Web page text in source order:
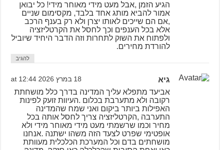
הגיע הזמן ,אבל מעט מידי מאוחר מידי! כל יבואן
אמור להביא מותג אחד בלבד, מקסימום שניים
,אם הם שייכים לאותו יצרן ולא רק בענף הרכב
אלא בכל הענפים וכך לחסל את הקרטליזציה
ולפתוח את השוק לתחרות וזה הדבר היחיד שיוביל
להורדת מחירים.
להגיב
גיא 18 במרץ 2026 at 12:44
אביעד מתפלא עליך המדינה בדרך כלל מושחתת
רקובה ולא מתערבת בכלום .העיוות זועק לפינות
האפילות ביותר ביקום ואני שמח שהמדינה
התערבה ,הקרטליזציה צריך לחסל אותה בכל
מחיר וכמו שרשמתי מעט מידי מאוחר מידי ולא
אופטימי שפרט לצעד הזה משהו ישתנה .אנחנו
מושחתים בדם וכל המערכת הכלכלית מעוותת